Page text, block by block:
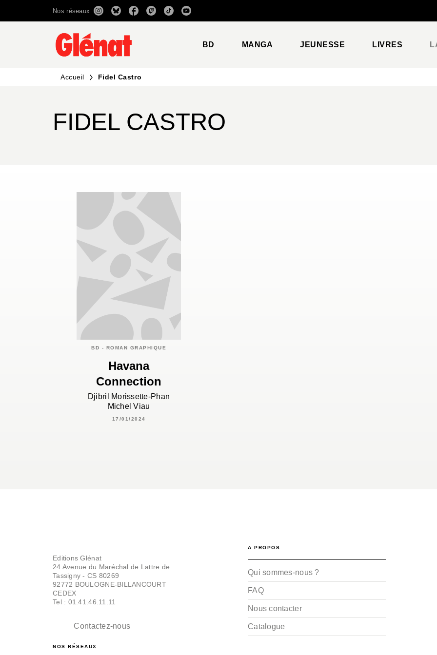
RECHERCHE CONTENU
Nos réseaux
BD MANGA JEUNESSE LIVRES
Accueil Fidel Castro
FIDEL CASTRO
BD - ROMAN GRAPHIQUE
Havana
Connection
Djibril Morissette-Phan
Michel Viau
17/01/2024
Editions Glénat
24 Avenue du Maréchal de Lattre de
Tassigny - CS 80269
92772 BOULOGNE-BILLANCOURT
CEDEX
Tel : 01.41.46.11.11
Contactez-nous
NOS RÉSEAUX
A PROPOS
Qui sommes-nous ?
FAQ
Nous contacter
Catalogue